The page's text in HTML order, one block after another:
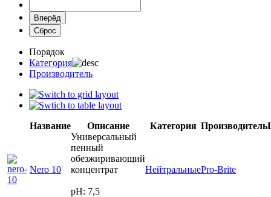
Порядок
Категория
Производитель
Название Описание Категория Производитель
Nero 10
Универсальный
пенный
обезжиривающий
концентрат
pH: 7,5
НейтральныеPro-Brite